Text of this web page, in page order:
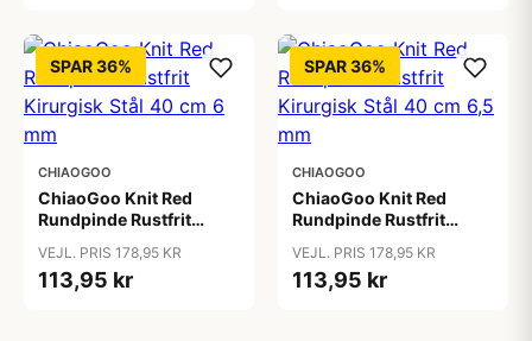
SPAR 36%
CHIAOGOO
ChiaoGoo Knit Red
Rundpinde Rustfrit
mm
VEJL. PRIS 178,95 KR
113,95 kr
SPAR 36%
CHIAOGOO
ChiaoGoo Knit Red
Rundpinde Rustfrit
mm
VEJL. PRIS 178,95 KR
113,95 kr